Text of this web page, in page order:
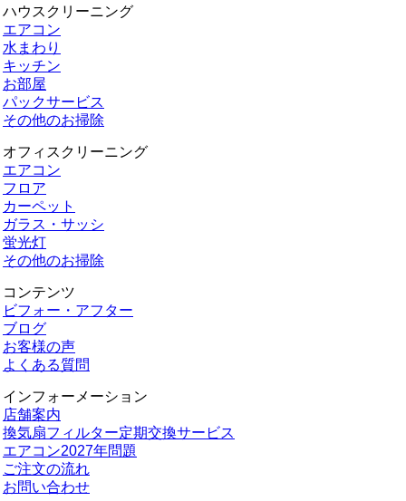
ハウスクリーニング
エアコン
水まわり
キッチン
お部屋
パックサービス
その他のお掃除
オフィスクリーニング
エアコン
フロア
カーペット
ガラス・サッシ
蛍光灯
その他のお掃除
コンテンツ
ビフォー・アフター
ブログ
お客様の声
よくある質問
インフォーメーション
店舗案内
換気扇フィルター定期交換サービス
エアコン2027年問題
ご注文の流れ
お問い合わせ